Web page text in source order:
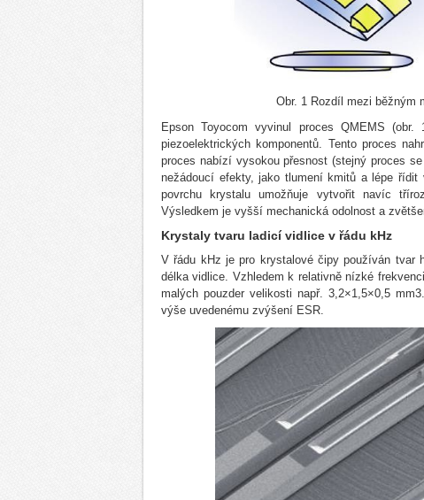
Obr. 1 Rozdíl mezi běžným
Epson Toyocom vyvinul proces QMEMS
piezoelektrických komponentů. Tento proces
proces nabízí vysokou přesnost (stejný proces
nežádoucí efekty, jako tlumení kmitů a lépe
povrchu krystalu umožňuje vytvořit navíc
Výsledkem je vyšší mechanická odolnost a
Krystaly tvaru ladicí vidlice v řádu kHz
V řádu kHz je pro krystalové čipy používán tvar
délka vidlice. Vzhledem k relativně nízké
malých pouzder velikosti např. 3,2×1,5×0,5
výše uvedenému zvýšení ESR.